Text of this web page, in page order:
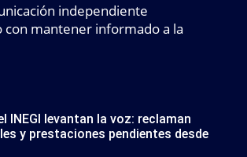
independiente
mantener informado a la
INEGI levantan la voz: reclaman
y prestaciones pendientes desde